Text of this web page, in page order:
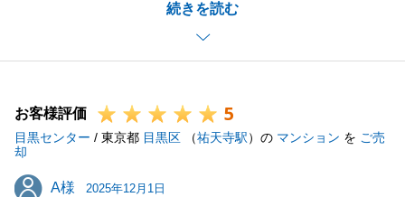
続きを読む
あり、無事にご成約することができました。あらため
販売期間中は何度かご自宅にお伺いすることもあり、
えていただき、今後とも皆様とお付き合いできればと
思います。
し寂しくなりますが、今後、不動産に関することをは
お客様評価 5
目黒センター / 東京都 目黒区 （祐天寺駅）の マンション を ご売
却
A様
A様 2025年12月1日